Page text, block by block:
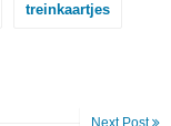
treinkaartjes